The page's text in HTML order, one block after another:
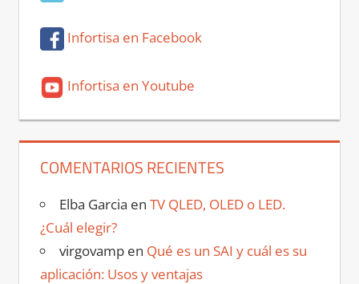
Infortisa en Facebook
Infortisa en Youtube
COMENTARIOS RECIENTES
Elba Garcia en TV QLED, OLED o LED.
¿Cuál elegir?
virgovampen Qué es un SAI y cuál es su
aplicación: Usos y ventajas